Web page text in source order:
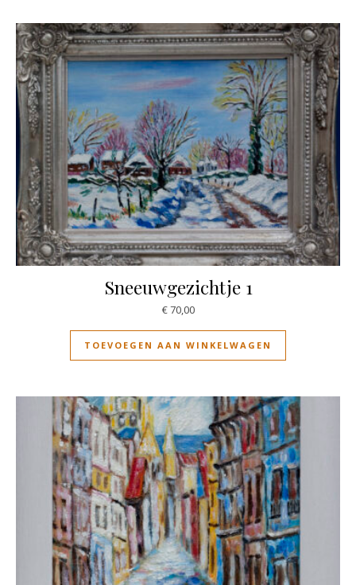
Sneeuwgezichtje 1
€70,00
TOEVOEGEN AAN WINKELWAGEN